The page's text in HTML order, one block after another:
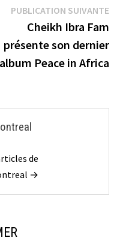
PUBLICATION SUIVANTE
Cheikh Ibra Fam
présente son dernier
album Peace in Africa
de
→